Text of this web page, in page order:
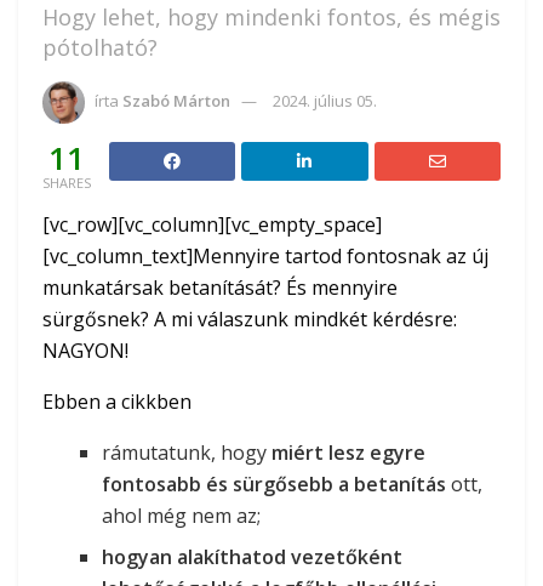
Hogy lehet, hogy mindenki fontos, és mégis
pótolható?
írta Szabó Márton 2024. július 05.
11
SHARES
[vc_row][vc_column][vc_empty_space]
[vc_column_text]Mennyire tartod fontosnak az új
munkatársak betanítását? És mennyire
sürgősnek? A mi válaszunk mindkét kérdésre:
NAGYON!
Ebben a cikkben
rámutatunk, hogy miért lesz egyre
fontosabb és sürgősebb a betanítás ott,
ahol még nem az;
hogyan alakíthatod vezetőként